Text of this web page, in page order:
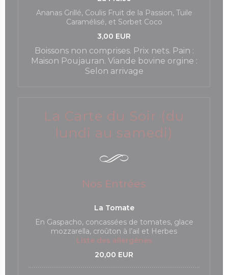
Ananas Grillé, Coulis Fruit de la Passion, Tuile
Caramélisé, et Sorbet Coco
3,00 EUR
Boissons non comprises. Prix nets. Pain :
Maison Poujauran. Viande bovine orgine :
Selon arrivage
La Carte du Soir (du
lundi au samedi)
Nos Entrées
La Tomate
En Gaspacho, concassées de tomates, glace
mozzarella, croûton à l’ail et Herbes
Liste des allergènes
20,00 EUR